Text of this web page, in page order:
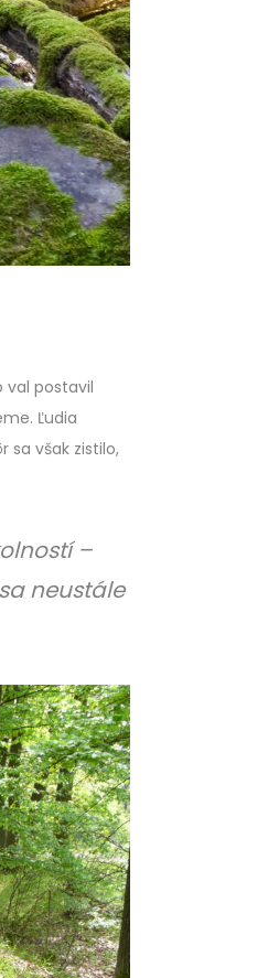
val postavil
Ľudia
sa však zistilo,
–
neustále